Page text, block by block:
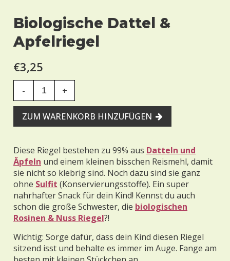
Biologische Dattel &
Apfelriegel
€3,25
- +
ZUM WARENKORB HINZUFÜGEN
Diese Riegel bestehen zu 99% aus Datteln und
Äpfeln und einem kleinen bisschen Reismehl, damit
sie nicht so klebrig sind. Noch dazu sind sie ganz
ohne Sulfit (Konservierungsstoffe). Ein super
nahrhafter Snack für dein Kind! Kennst du auch
schon die große Schwester, die biologischen
Rosinen & Nuss Riegel?!
Wichtig: Sorge dafür, dass dein Kind diesen Riegel
sitzend isst und behalte es immer im Auge. Fange am